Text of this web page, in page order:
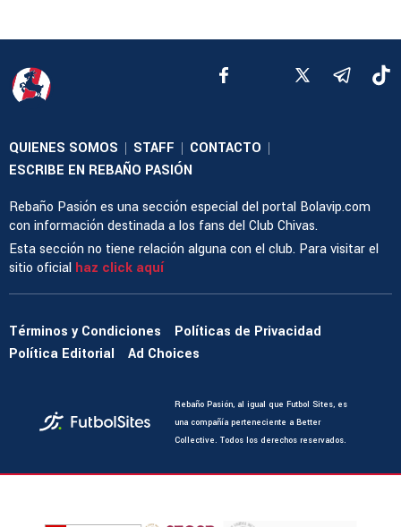
QUIENES SOMOS | STAFF | CONTACTO |
ESCRIBE EN REBAÑO PASIÓN
Rebaño Pasión es una sección especial del portal Bolavip.com
con información destinada a los fans del Club Chivas.
Esta sección no tiene relación alguna con el club. Para visitar el
sitio oficial haz click aquí
Términos y Condiciones
Políticas de Privacidad
Política Editorial
Ad Choices
Rebaño Pasión, al igual que Futbol Sites, es
una compañía perteneciente a Better
Collective. Todos los derechos reservados.